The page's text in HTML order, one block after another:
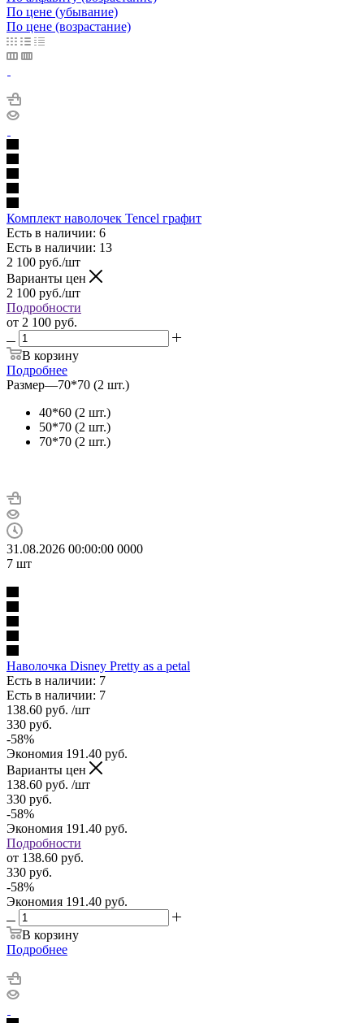
По цене (убывание)
По цене (возрастание)
Комплект наволочек Tencel графит
Есть в наличии: 6
Есть в наличии: 13
2 100 руб./шт
Варианты цен
2 100 руб./шт
Подробности
от 2 100 руб.
В корзину
Подробнее
Размер—70*70 (2 шт.)
40*60 (2 шт.)
50*70 (2 шт.)
70*70 (2 шт.)
31.08.2026 00:00:00 0000
7 шт
Наволочка Disney Pretty as a petal
Есть в наличии: 7
Есть в наличии: 7
138.60 руб. /шт
330 руб.
-58%
Экономия 191.40 руб.
Варианты цен
138.60 руб. /шт
330 руб.
-58%
Экономия 191.40 руб.
Подробности
от 138.60 руб.
330 руб.
-58%
Экономия 191.40 руб.
В корзину
Подробнее